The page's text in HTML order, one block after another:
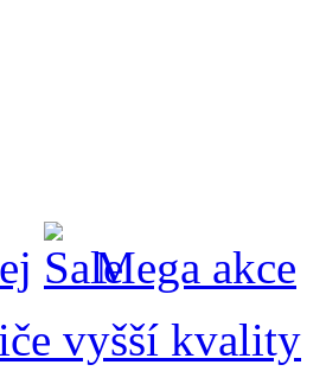
Mega akce
vyšší kvality